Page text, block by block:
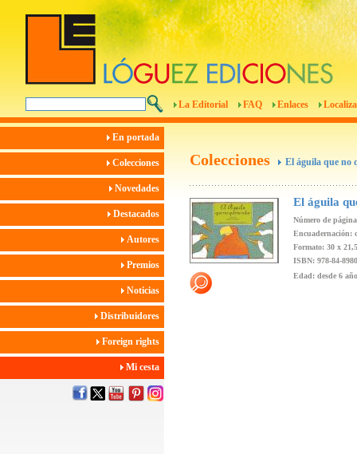
La Editorial FAQ Enlaces
En portada
Colecciones
Novedades
Destacados
Autores
Premios
Noticias
Distribuidores
Foreign rights
Mi cesta
Colecciones El águila que no
El águila
Número de
Encuadernación:
Formato: 30 x
ISBN: 978-84-
Edad: desde 6